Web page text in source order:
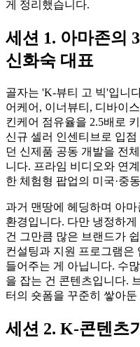
게 정리했습니다.
세션 1. 아마존의
신화숙 대표
골자는 'K-뷰티 고 빅'입니
어케어, 이너뷰티, 디바이
킨케어 점유율을 2.5배로
신규 셀러 인센티브로 입
던 신제품 공동 개발을 전
니다. 프라임 비디오와 연
한 체험형 팝업의 미국·중
과거 맨땅에 헤딩하며 아
환경입니다. 다만 냉정하
건 그만큼 많은 브랜드가
컨설팅과 지원 프로그램은
들어주는 게 아닙니다. 수
을 잡는 건 콘텐츠입니다.
터의 숏폼을 꾸준히 쌓아
세션 2. K-콘텐츠